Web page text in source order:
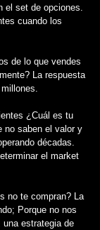
set de opciones.
cuando los
de lo que vendes
La respuesta
¿Cuál es tu
no saben el valor y
décadas.
el market
no te compran? La
Porque no nos
estrategia de